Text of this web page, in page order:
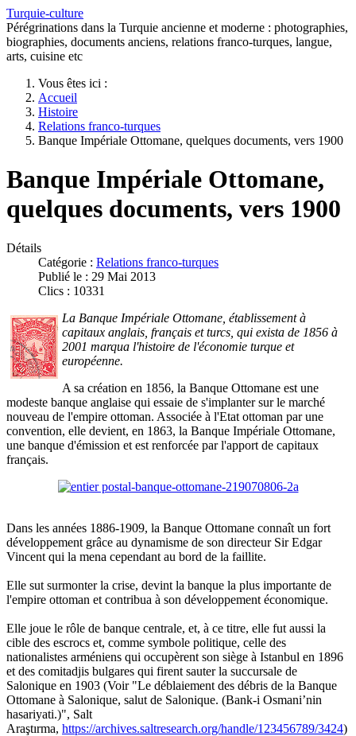
Turquie-culture
Pérégrinations dans la Turquie ancienne et moderne : photographies,
biographies, documents anciens, relations franco-turques, langue,
arts, cuisine etc
Vous êtes ici :
Accueil
Histoire
Relations franco-turques
Banque Impériale Ottomane, quelques documents, vers 1900
Banque Impériale Ottomane,
quelques documents, vers 1900
Détails
Catégorie : Relations franco-turques
Publié le : 29 Mai 2013
Clics : 10331
La Banque Impériale Ottomane, établissement à
capitaux anglais, français et turcs, qui exista de 1856 à
2001 marqua l'histoire de l'économie turque et
européenne.
A sa création en 1856, la Banque Ottomane est une
modeste banque anglaise qui essaie de s'implanter sur le marché
nouveau de l'empire ottoman. Associée à l'Etat ottoman par une
convention, elle devient, en 1863, la Banque Impériale Ottomane,
une banque d'émission et est renforcée par l'apport de capitaux
français.
Dans les années 1886-1909, la Banque Ottomane connaît un fort
développement grâce au dynamisme de son directeur Sir Edgar
Vincent qui la mena cependant au bord de la faillite.
Elle sut surmonter la crise, devint la banque la plus importante de
l'empire ottoman et contribua à son développement économique.
Elle joue le rôle de banque centrale, et, à ce titre, elle fut aussi la
cible des escrocs et, comme symbole politique, celle des
nationalistes arméniens qui occupèrent son siège à Istanbul en 1896
et des comitadjis bulgares qui firent sauter la succursale de
Salonique en 1903 (Voir "Le déblaiement des débris de la Banque
Ottomane à Salonique, salut de Salonique. (Bank-i Osmani’nin
hasariyati.)", Salt
Araştırma, https://archives.saltresearch.org/handle/123456789/3424)